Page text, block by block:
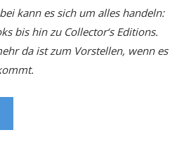
kann es sich um alles handeln:
bis hin zu Collector‘s Editions.
da ist zum Vorstellen, wenn es